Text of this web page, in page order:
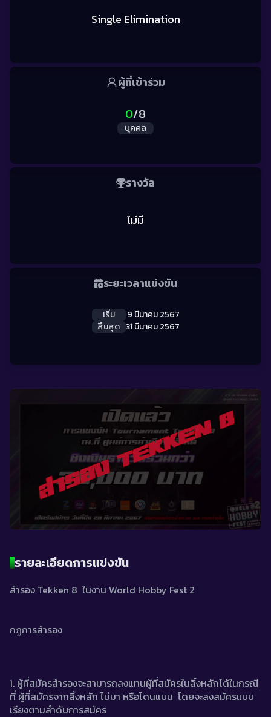
Single Elimination
ผู้ที่เข้าร่วม
0/8
บุคคล
รางวัล
ไม่มี
ระยะเวลาแข่งขัน
เริ่ม
9 มีนาคม 2567
สิ้นสุด 31 มีนาคม 2567
รายละเอียดการแข่งขัน
กฏการสำรอง
1. ผู้ที่สมัครสำรองจะสามารถลงแทนผู้ที่สมัครในลิ้งหลักได้ในกรณี
ที่ ผู้ที่สมัครจากลิ้งหลัก ไม่มา หรือโดนแบน  โดยจะลงสมัครแบบ
เรียงตามลำดับการสมัคร